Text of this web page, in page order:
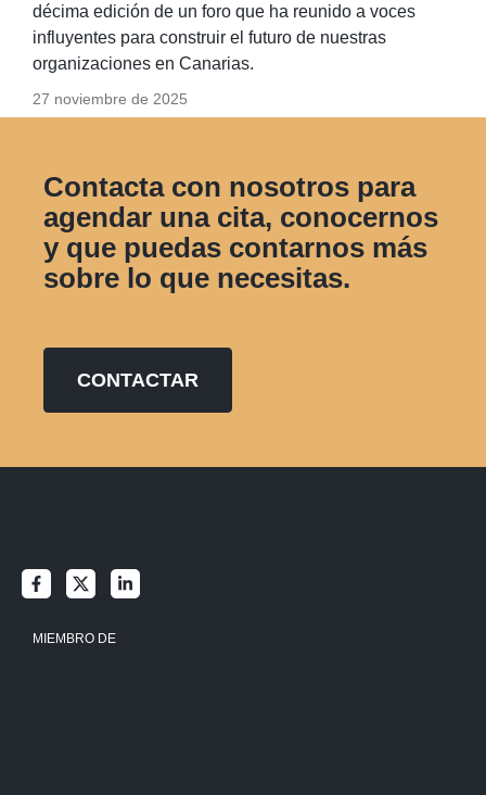
décima edición de un foro que ha reunido a voces
influyentes para construir el futuro de nuestras
organizaciones en Canarias.
27 noviembre de 2025
Contacta con nosotros para
agendar una cita, conocernos
y que puedas contarnos más
sobre lo que necesitas.
CONTACTAR
MIEMBRO DE